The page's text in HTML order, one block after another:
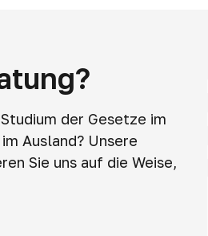
der Gesetze im
Ausland? Unsere
Sie uns auf die Weise,